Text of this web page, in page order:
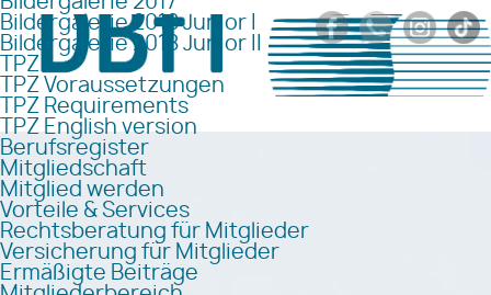
Bildergalerie 2018 Junior I
Bildergalerie 2018 Junior II
TPZ
TPZ Voraussetzungen
TPZ Requirements
TPZ English version
Berufsregister
Mitgliedschaft
Mitglied werden
Vorteile & Services
Rechtsberatung für Mitglieder
Versicherung für Mitglieder
Ermäßigte Beiträge